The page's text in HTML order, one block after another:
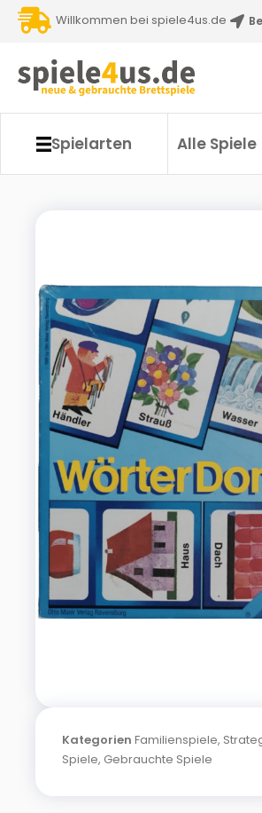
Willkommen bei spiele4us.de
Spielarten Alle Spiele
Kategorien Familienspiele,
Spiele, Gebrauchte Spiele